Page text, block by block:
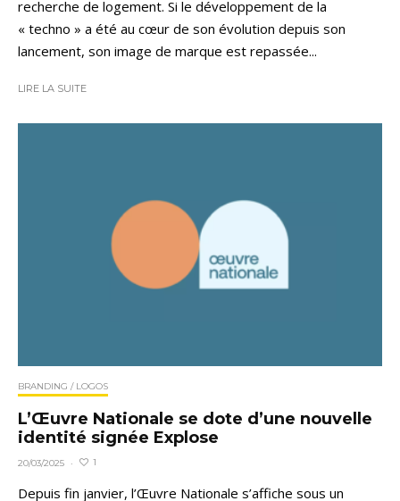
recherche de logement. Si le développement de la
« techno » a été au cœur de son évolution depuis son
lancement, son image de marque est repassée...
LIRE LA SUITE
BRANDING / LOGOS
L’Œuvre Nationale se dote d’une nouvelle
identité signée Explose
20/03/2025 · 1
Depuis fin janvier, l’Œuvre Nationale s’affiche sous un